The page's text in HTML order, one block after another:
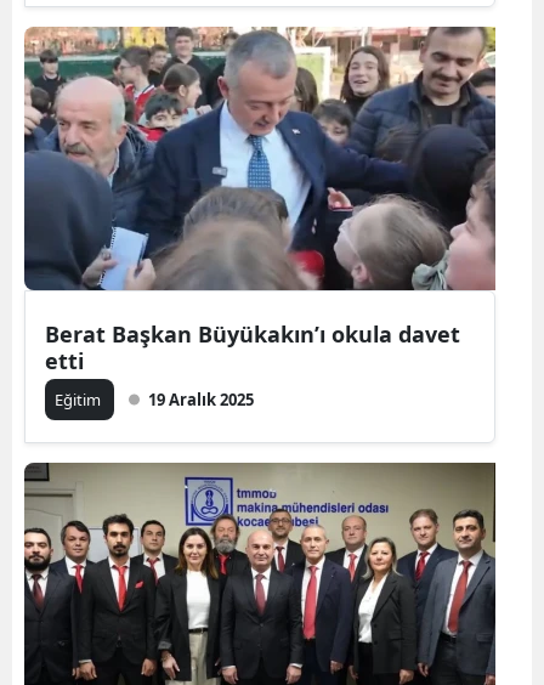
Berat Başkan Büyükakın’ı okula davet
etti
Eğitim 19 Aralık 2025